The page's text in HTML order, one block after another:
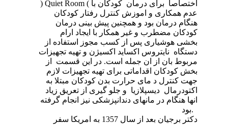
) Quiet Room (اختصاصا برای درمان کودکان با
عدم همکاری و اموزش کنترل رفتار کودکان
هنگام درمان بود و همچنین پیش بینی درمان
کودکان مضطرب و غیر همکار با ایجاد ارام
بخشی هوشیاری پس از کسب مجوز استفاده از
دستگاه نایتروس اکساید اکسیژن و تهیه تجهیزات
مربوط بان از ان جمله است. در این قسمت از
بخش کودکان اقداماتی برای تهیه تجهیزات لازم
جهت کنترل د مای حرارت بدن کودکان مبتلا به
اکتودرمال دیسپلازیا و جلو گیری از تعریق زیاد
انها هنگام در مانهای دندانپزشکی نیز انجام گرفته
بود.
دکتر برجیان بعد از سال 1357 به امریکا سفر